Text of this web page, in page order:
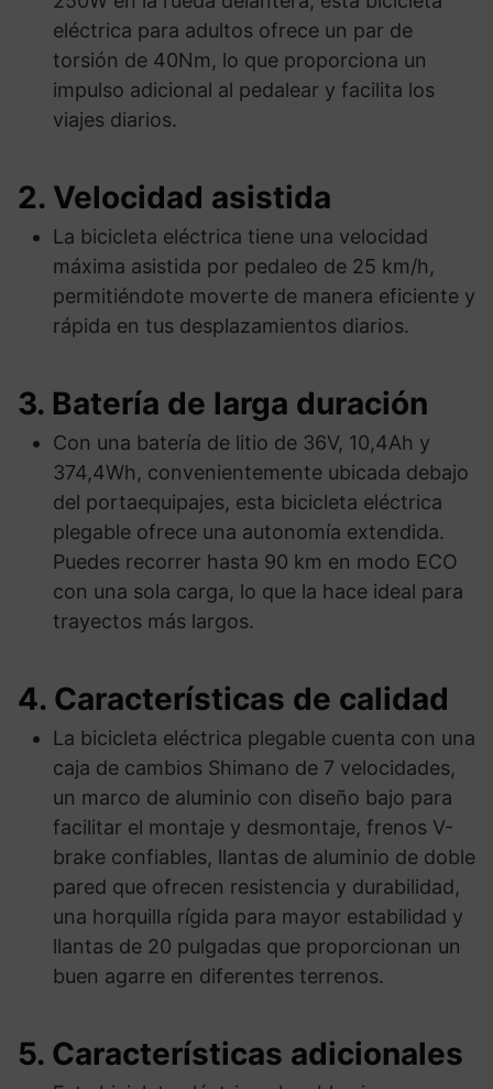
eléctrica para adultos ofrece un par de
torsión de 40Nm, lo que proporciona un
impulso adicional al pedalear y facilita los
viajes diarios.
2. Velocidad asistida
La bicicleta eléctrica tiene una velocidad
máxima asistida por pedaleo de 25 km/h,
permitiéndote moverte de manera eficiente y
rápida en tus desplazamientos diarios.
3. Batería de larga duración
Con una batería de litio de 36V, 10,4Ah y
374,4Wh, convenientemente ubicada debajo
del portaequipajes, esta bicicleta eléctrica
plegable ofrece una autonomía extendida.
Puedes recorrer hasta 90 km en modo ECO
con una sola carga, lo que la hace ideal para
trayectos más largos.
4. Características de calidad
La bicicleta eléctrica plegable cuenta con una
caja de cambios Shimano de 7 velocidades,
un marco de aluminio con diseño bajo para
facilitar el montaje y desmontaje, frenos V-
brake confiables, llantas de aluminio de doble
pared que ofrecen resistencia y durabilidad,
una horquilla rígida para mayor estabilidad y
llantas de 20 pulgadas que proporcionan un
buen agarre en diferentes terrenos.
5. Características adicionales